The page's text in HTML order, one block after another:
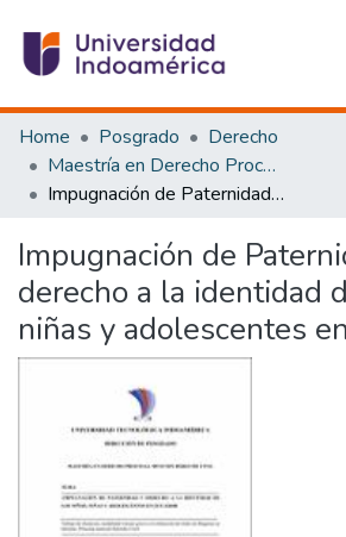
Communities & Collections
All of DSpace
Statistics
Estadísticas Externas
Home Posgrado
Derecho
Maestría en Derecho Procesal y Litigación Oral
Impugnación de Paternidad y derecho a la identidad de los niños, niñas y adolescentes en Ecuador
Impugnación de
derecho a la identidad
niñas y adolescentes